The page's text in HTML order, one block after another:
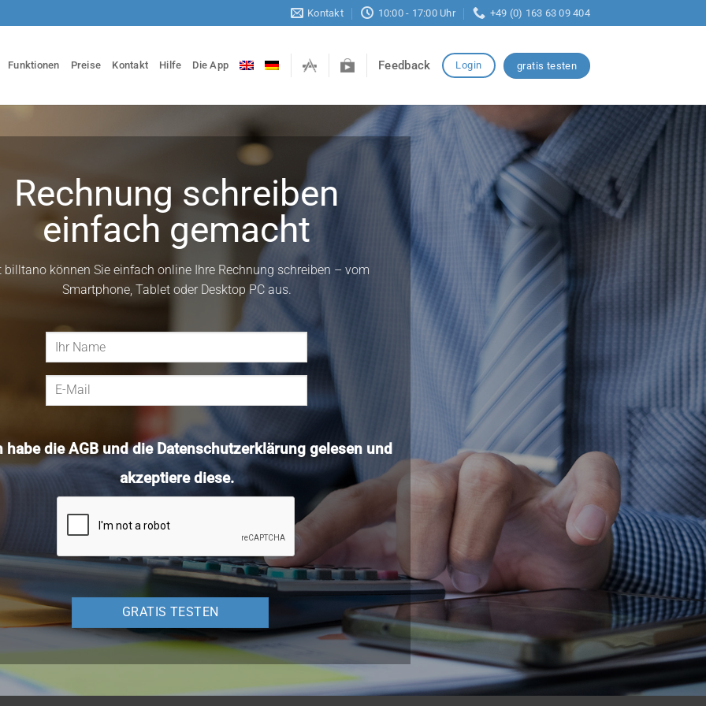
Kontakt 10:00 - 17:00 Uhr +49 (0) 163 63 09 404
Funktionen Preise Kontakt Hilfe Die App Feedback Login gratis testen
Rechnung schreiben
einfach gemacht
billtano können Sie einfach online Ihre Rechnung schreiben – vom
Smartphone, Tablet oder Desktop PC aus.
habe dieAGBund die Datenschutzerklärunggelesen und
akzeptiere diese.